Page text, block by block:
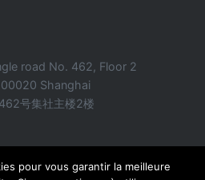
road No. 462, Floor 2
Shanghai
号集社主楼2楼
pour vous garantir la meilleure